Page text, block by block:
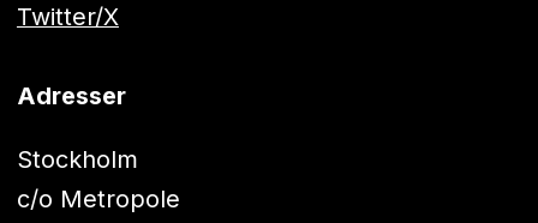
Twitter/X
Adresser
Stockholm
c/o Metropole